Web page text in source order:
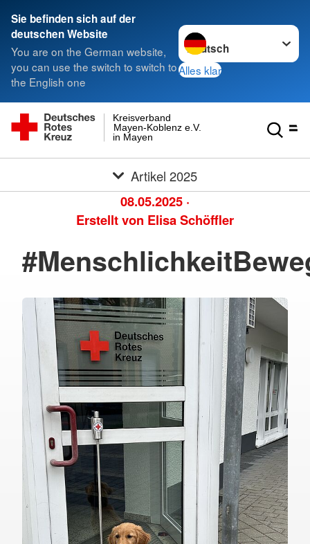
Sie befinden sich auf der
deutschen Website
You are on the German website,
you can use the switch to switch to
the English one
Sprache wechseln zu
Alles klar
in Mayen
Mayen-Koblenz e.V.
Kreisverband
Artikel 2025
08.05.2025 ·
Erstellt von Elisa Schöffler